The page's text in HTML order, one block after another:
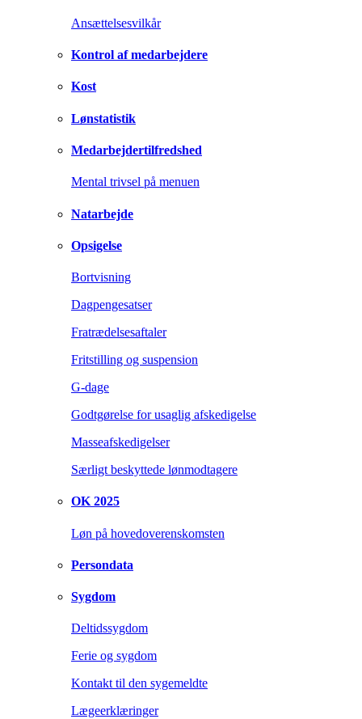
Ansættelsesvilkår
Kontrol af medarbejdere
Kost
Lønstatistik
Medarbejdertilfredshed
Mental trivsel på menuen
Natarbejde
Opsigelse
Bortvisning
Dagpengesatser
Fratrædelsesaftaler
Fritstilling og suspension
G-dage
Godtgørelse for usaglig afskedigelse
Masseafskedigelser
Særligt beskyttede lønmodtagere
OK 2025
Løn på hovedoverenskomsten
Persondata
Sygdom
Deltidssygdom
Ferie og sygdom
Kontakt til den sygemeldte
Lægeerklæringer